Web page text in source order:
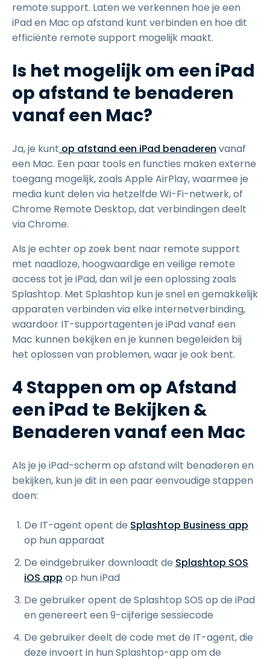
remote support. Laten we verkennen hoe je een
iPad en Mac op afstand kunt verbinden en hoe dit
efficiënte remote support mogelijk maakt.
Is het mogelijk om een iPad
op afstand te benaderen
vanaf een Mac?
Ja, je kunt op afstand een iPad benaderen vanaf
een Mac. Een paar tools en functies maken externe
toegang mogelijk, zoals Apple AirPlay, waarmee je
media kunt delen via hetzelfde Wi-Fi-netwerk, of
Chrome Remote Desktop, dat verbindingen deelt
via Chrome.
Als je echter op zoek bent naar remote support
met naadloze, hoogwaardige en veilige remote
access tot je iPad, dan wil je een oplossing zoals
Splashtop. Met Splashtop kun je snel en gemakkelijk
apparaten verbinden via elke internetverbinding,
waardoor IT-supportagenten je iPad vanaf een
Mac kunnen bekijken en je kunnen begeleiden bij
het oplossen van problemen, waar je ook bent.
4 Stappen om op Afstand
een iPad te Bekijken &
Benaderen vanaf een Mac
Als je je iPad-scherm op afstand wilt benaderen en
bekijken, kun je dit in een paar eenvoudige stappen
doen:
De IT-agent opent de Splashtop Business app
op hun apparaat
De eindgebruiker downloadt de Splashtop SOS
iOS app op hun iPad
De gebruiker opent de Splashtop SOS op de iPad
en genereert een 9-cijferige sessiecode
De gebruiker deelt de code met de IT-agent, die
deze invoert in hun Splashtop-app om de